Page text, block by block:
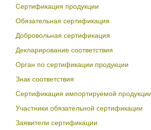
Сертификация продукции
Обязательная сертификация
Добровольная сертификация
Декларирование соответствия
Орган по сертификации продукции
Знак соответствия
Сертификация импортируемой продукции
Участники обязательной сертификации
Заявители сертификации